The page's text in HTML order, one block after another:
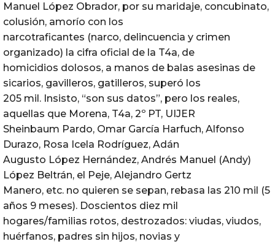
Manuel López Obrador, por su maridaje, concubinato,
colusión, amorío con los
narcotraficantes (narco, delincuencia y crimen
organizado) la cifra oficial de la T4a, de
homicidios dolosos, a manos de balas asesinas de
sicarios, gavilleros, gatilleros, superó los
205 mil. Insisto, “son sus datos”, pero los reales,
aquellas que Morena, T4a, 2º PT, UIJER
Sheinbaum Pardo, Omar García Harfuch, Alfonso
Durazo, Rosa Icela Rodríguez, Adán
Augusto López Hernández, Andrés Manuel (Andy)
López Beltrán, el Peje, Alejandro Gertz
Manero, etc. no quieren se sepan, rebasa las 210 mil (5
años 9 meses). Doscientos diez mil
hogares/familias rotos, destrozados: viudas, viudos,
huérfanos, padres sin hijos, novias y